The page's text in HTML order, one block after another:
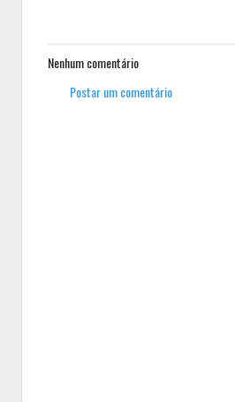
Nenhum comentário
Postar um comentário